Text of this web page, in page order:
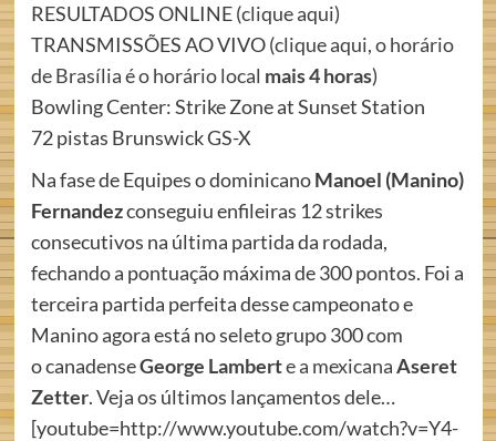
RESULTADOS ONLINE (clique aqui)
TRANSMISSÕES AO VIVO (clique aqui, o horário
de Brasília é o horário local mais 4 horas)
Bowling Center: Strike Zone at Sunset Station
72 pistas Brunswick GS-X
Na fase de Equipes o dominicanoManoel (Manino)
Fernandezconseguiu enfileiras 12 strikes
consecutivos na última partida da rodada,
fechando a pontuação máxima de 300 pontos. Foi a
terceira partida perfeita desse campeonato e
Manino agora está no seleto grupo 300 com
o canadenseGeorge Lamberte a mexicanaAseret
Zetter. Veja os últimos lançamentos dele…
[youtube=http://www.youtube.com/watch?v=Y4-